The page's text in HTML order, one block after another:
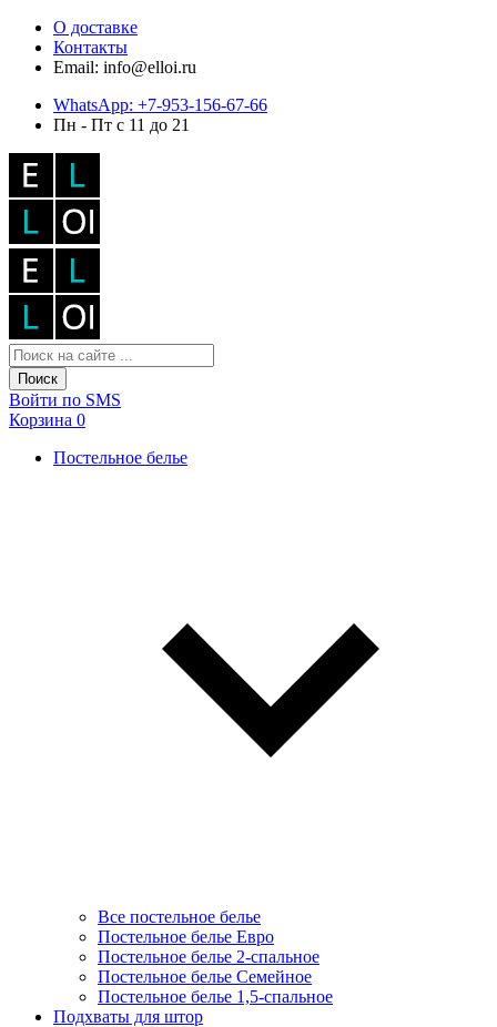
О доставке
Контакты
Email: info@elloi.ru
WhatsApp: +7-953-156-67-66
Пн - Пт с 11 до 21
Поиск
Войти по SMS
Корзина 0
Постельное белье
Все постельное белье
Постельное белье Евро
Постельное белье 2-спальное
Постельное белье Семейное
Постельное белье 1,5-спальное
Подхваты для штор